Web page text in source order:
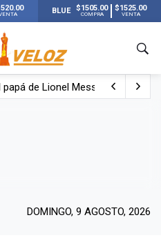
BLUE $1505.00
COMPRA
$1525.00
VENTA
de Lionel Messi
DOMINGO, 9 AGOSTO, 2026